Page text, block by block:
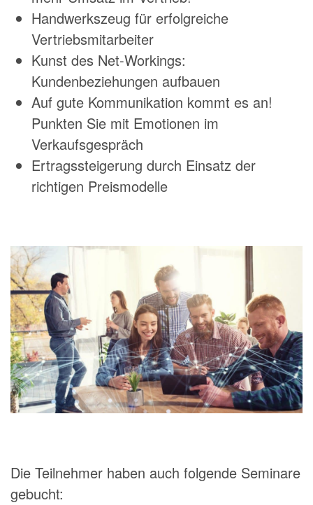
Handwerkszeug für erfolgreiche
Vertriebsmitarbeiter
Kunst des Net-Workings:
Kundenbeziehungen aufbauen
Auf gute Kommunikation kommt es an!
Punkten Sie mit Emotionen im
Verkaufsgespräch
Ertragssteigerung durch Einsatz der
richtigen Preismodelle
Die Teilnehmer haben auch folgende Seminare
gebucht: